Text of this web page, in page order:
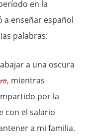
en la
a enseñar español
palabras:
a una oscura
, mientras
por la
con el salario
a mi familia.